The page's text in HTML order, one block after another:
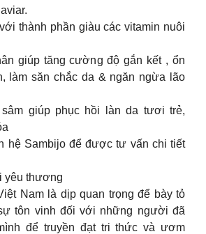
thành phần giàu các vitamin nuôi
giúp tăng cường độ gắn kết , ổn
làm săn chắc da & ngăn ngừa lão
giúp phục hồi làn da tươi trẻ,
hệ Sambijo để được tư vấn chi tiết
yêu thương
Nam là dịp quan trọng để bày tỏ
tôn vinh đối với những người đã
để truyền đạt tri thức và ươm